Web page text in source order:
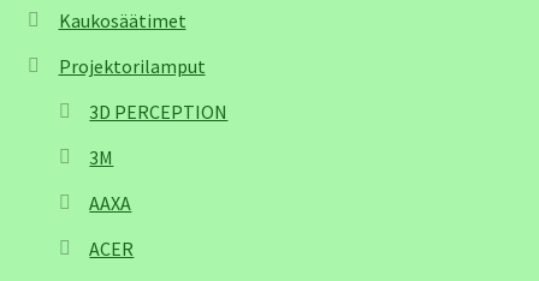
Kaukosäätimet
Projektorilamput
3D PERCEPTION
3M
AAXA
ACER